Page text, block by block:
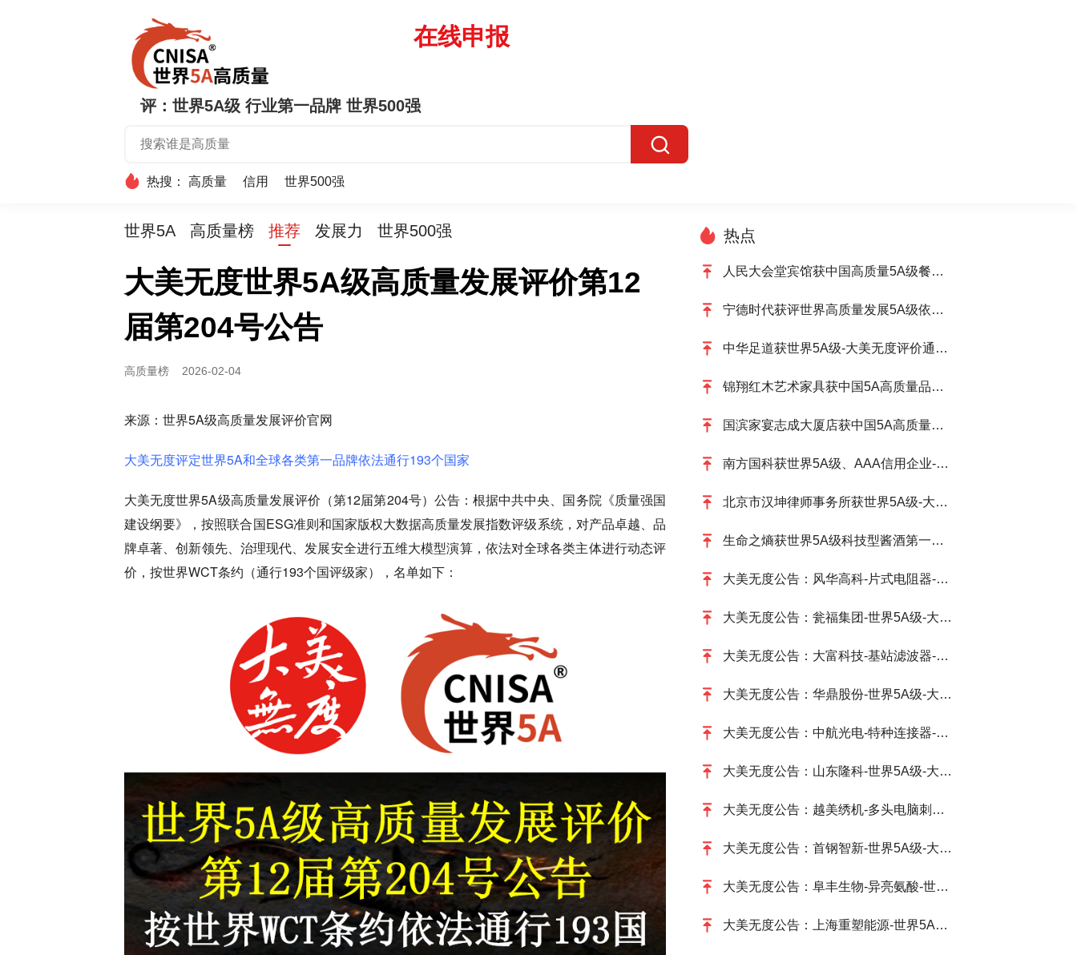
在线申报
评：世界5A级 行业第一品牌 世界500强
热搜： 高质量 信用 世界500强
世界5A 高质量榜 推荐 发展力 世界500强
大美无度世界5A级高质量发展评价第12
届第204号公告
高质量榜 2026-02-04
来源：世界5A级高质量发展评价官网
大美无度评定世界5A和全球各类第一品牌依法通行193个国家
大美无度世界5A级高质量发展评价（第12届第204号）公告：根据中共中央、国务院《质量强国
建设纲要》，按照联合国ESG准则和国家版权大数据高质量发展指数评级系统，对产品卓越、品
牌卓著、创新领先、治理现代、发展安全进行五维大模型演算，依法对全球各类主体进行动态评
价，按世界WCT条约（通行193个国评级家），名单如下：
热点
人民大会堂宾馆获中国高质量5A级餐饮100强第1位-大美无度评价通193国
宁德时代获评世界高质量发展5A级依法通行193国
中华足道获世界5A级-大美无度评价通193国
锦翔红木艺术家具获中国5A高质量品牌-大美无度评价通193国
国滨家宴志成大厦店获中国5A高质量餐饮-大美无度评价通193国
南方国科获世界5A级、AAA信用企业-大美无度评价通193国
北京市汉坤律师事务所获世界5A级-大美无度评价通193国
生命之熵获世界5A级科技型酱酒第一品牌-大美无度评价通193国
大美无度公告：风华高科-片式电阻器‌-世界第一品牌-大美无度评价通193国
大美无度公告：瓮福集团-世界5A级-大美无度评价通193国
大美无度公告：大富科技-基站滤波器‌-世界第一品牌-大美无度评价通193国
大美无度公告：华鼎股份-世界5A级-大美无度评价通193国
大美无度公告：中航光电-特种连接器‌-世界第一品牌-大美无度评价通193国
大美无度公告：山东隆科-世界5A级-大美无度评价通193国
大美无度公告：越美绣机-多头电脑刺绣机‌-世界第一品牌-大美无度评价通193国
大美无度公告：首钢智新-世界5A级-大美无度评价通193国
大美无度公告：阜丰生物-异亮氨酸‌-世界第一品牌-大美无度评价通193国
大美无度公告：上海重塑能源-世界5A级-大美无度评价通193国